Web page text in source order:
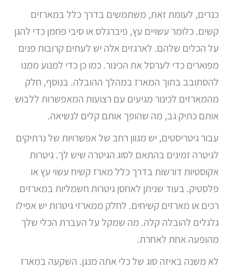
כנרים, לעומת זאת, משתמשים בדרך כלל במארזים
קשים. כלומר עשויים עץ, פיברגלס או סיבי פחמן כדי להגן
על הכלים שלהם. לארגזים אלה יש לעתים קרובות פנים
מפוארים כדי לערסל את הכינור. כמו כן כדי למנוע ממנו
להסתובב בתוך המארז במהלך ההובלה. בנוסף, חלק
מהמארזים לכינור מגיעים עם רצועות המאפשרות ללבוש
אותם כתיק גב, מה שהופך אותם קלים לנשיאה.
עבור גיטריסטים, יש מגוון רחב של אפשרויות של נרתיקים
לגיטרה זמינים בהתאם לסוג הגיטרה שיש לך. גיטרות
אקוסטיות דורשות בדרך כלל מארז קשיח עשוי עץ או
פלסטיק. בעוד שניתן לאחסן גיטרות חשמליות במארזים
רכים או מארזים קשיחים. לחלק ממארזי גיטרות יש אפילו
גלגלים להובלה קלה. מה שמקל על העברת הכלי שלך
מהופעה אחת לאחרת.
לא משנה באיזה סוג של כלי אתה מנגן. השקעה במארז